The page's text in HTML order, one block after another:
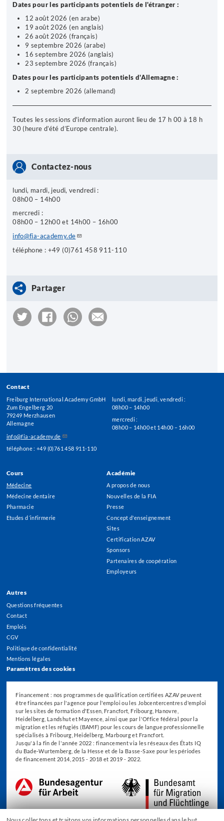
Dates pour les participants potentiels de l'étranger :
12 août 2026 (en arabe)
19 août 2026 (en anglais)
26 août 2026 (français)
9 septembre 2026 (arabe)
16 septembre 2026 (anglais)
23 septembre 2026 (français)
Dates pour les participants potentiels d'Allemagne :
2 septembre 2026 (allemand)
Toutes les sessions d'information auront lieu de 17 h 00 à 18 h
30 (heure d’été d’Europe centrale).
Contactez-nous
lundi, mardi, jeudi, vendredi :
08h00 – 14h00
mercredi :
08h00 – 12h00 et 14h00 – 16h00
info@fia-academy.de
téléphone : +49 (0)761 458 911-110
Partager
Contact
Freiburg International Academy GmbH
Zum Engelberg 20
79249 Merzhausen
Allemagne
info@fia-academy.de
téléphone : +49 (0)761 458 911-110
lundi, mardi, jeudi, vendredi :
08h00 – 14h00
mercredi :
08h00 – 14h00 et 14h00 – 16h00
Footer
Menu
Cours
Médecine
Médecine dentaire
Pharmacie
Etudes d´infirmerie
Académie
A propos de nous
Nouvelles de la FIA
Presse
Concept d'enseignement
Sites
Certification AZAV
Sponsors
Partenaires de coopération
Employeurs
Autres
Questions fréquentes
Contact
Emplois
CGV
Politique de confidentialité
Mentions légales
Paramètres des cookies
Financement : nos programmes de qualification certifiées AZAV peuvent
être financées par l'agence pour l'emploi ou les Jobcentercentres d'emploi
sur les sites de formation d'Essen, Francfort, Fribourg, Hanovre,
Heidelberg, Landshut et Mayence, ainsi que par l'Office fédéral pour la
migration et les réfugiés (BAMF) pour les cours de langue professionnelle
spécialisés à Fribourg, Heidelberg, Marbourg et Francfort.
Jusqu'à la fin de l'année 2022 : financement via les réseaux des États IQ
du Bade-Wurtemberg, de la Hesse et de la Basse-Saxe pour les périodes
de financement 2014, 2015 - 2018 et 2019 - 2022.